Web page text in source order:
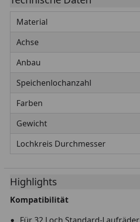
Material
Achse
Anbau
Speichenlochanzahl
Farben
Gewicht
Lochkreis Durchmesser
Highlights
Kompatibilität